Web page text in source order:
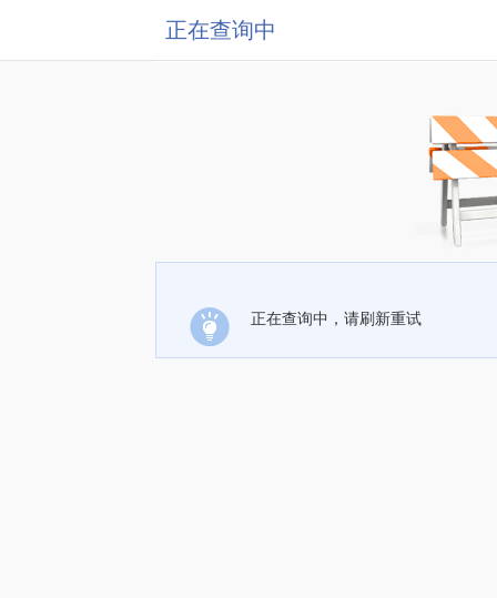
正在查询中
正在查询中，请刷新重试